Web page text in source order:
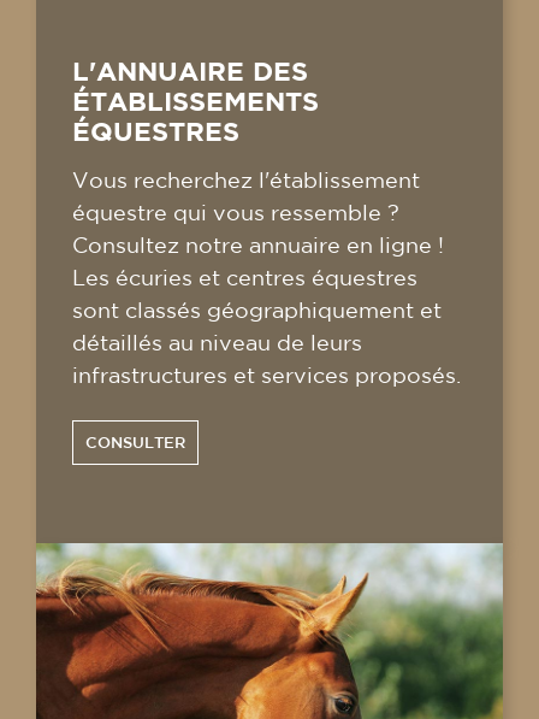
L'ANNUAIRE DES
ÉTABLISSEMENTS
ÉQUESTRES
Vous recherchez l'établissement
équestre qui vous ressemble ?
Consultez notre annuaire en ligne !
Les écuries et centres équestres
sont classés géographiquement et
détaillés au niveau de leurs
infrastructures et services proposés.
CONSULTER